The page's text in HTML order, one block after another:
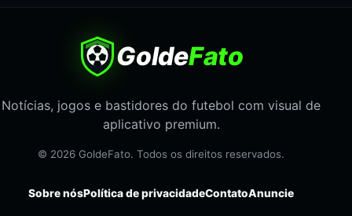
GoldeFato
Notícias, jogos e bastidores do futebol com visual de
aplicativo premium.
© 2026 GoldeFato. Todos os direitos reservados.
Sobre nósPolítica de privacidadeContatoAnuncie